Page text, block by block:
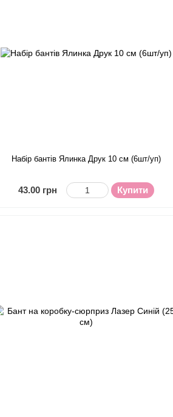
Набір бантів Ялинка Друк 10 см (6шт/уп)
43.00 грн Купити